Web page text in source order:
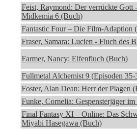
Feist, Raymond: Der verrückte Gott
Midkemia 6 (Buch)
Fantastic Four – Die Film-Adaption
Fraser, Samara: Lucien - Fluch des
Farmer, Nancy: Elfenfluch (Buch)
Fullmetal Alchemist 9 (Episoden
Foster, Alan Dean: Herr der Plagen
Funke, Cornelia: Gespensterjäger
Final Fantasy XI – Online: Das
Miyabi Hasegawa (Buch)